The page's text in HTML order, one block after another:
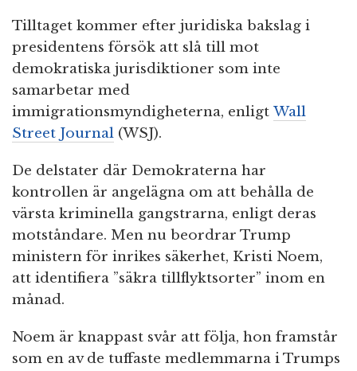
Tilltaget kommer efter juridiska bakslag i
presidentens försök att slå till mot
demokratiska jurisdiktioner som inte
samarbetar med
immigrationsmyndigheterna, enligt Wall
Street Journal (WSJ).
De delstater där Demokraterna har
kontrollen är angelägna om att behålla de
värsta kriminella gangstrarna, enligt deras
motståndare. Men nu beordrar Trump
ministern för inrikes säkerhet, Kristi Noem,
att identifiera ”säkra tillflyktsorter” inom en
månad.
Noem är knappast svår att följa, hon framstår
som en av de tuffaste medlemmarna i Trumps